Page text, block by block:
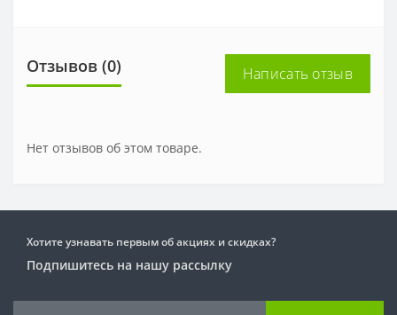
Отзывов (0) Написать отзыв
Нет отзывов об этом товаре.
Хотите узнавать первым об акциях и скидках?
Подпишитесь на нашу рассылку